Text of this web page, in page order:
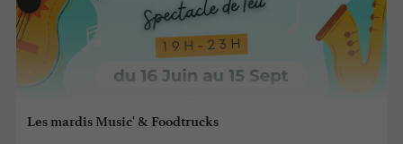
Les mardis Music' & Foodtrucks